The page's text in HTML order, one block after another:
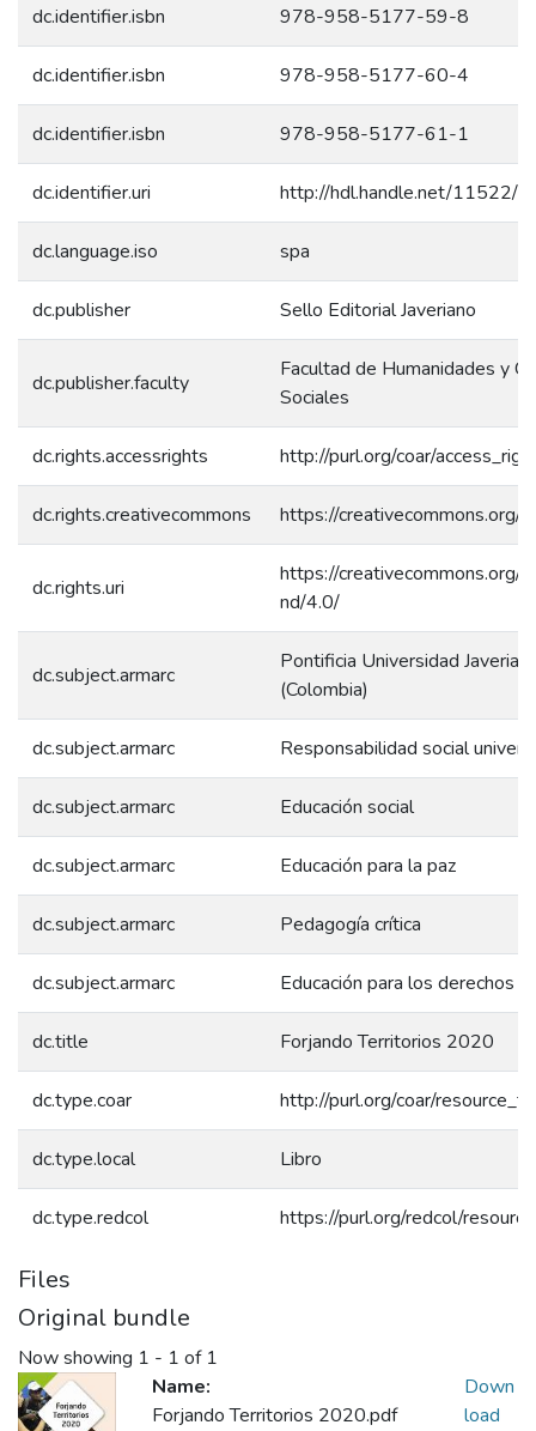
dc.identifier.isbn 978-958-5177-59-8
dc.identifier.isbn 978-958-5177-60-4
dc.identifier.isbn 978-958-5177-61-1
dc.identifier.uri http://hdl.handle.net/11522/
dc.language.iso spa
dc.publisher Sello Editorial Javeriano
dc.publisher.faculty
Facultad de Humanidades y
Sociales
dc.rights.accessrights http://purl.org/coar/
dc.rights.creativecommons https://creativecommons.org/
dc.rights.uri
https://creativecommons.org/
nd/4.0/
dc.subject.armarc
Pontificia Universidad
(Colombia)
dc.subject.armarc Responsabilidad social
dc.subject.armarc Educación social
dc.subject.armarc Educación para la paz
dc.subject.armarc Pedagogía crítica
dc.subject.armarc Educación para los derechos
dc.title Forjando Territorios 2020
dc.type.coar http://purl.org/coar/
dc.type.local Libro
dc.type.redcol https://purl.org/redcol/
Files
Original bundle
Now showing 1 - 1 of 1
Name:
Forjando Territorios 2020.pdf
Down
load